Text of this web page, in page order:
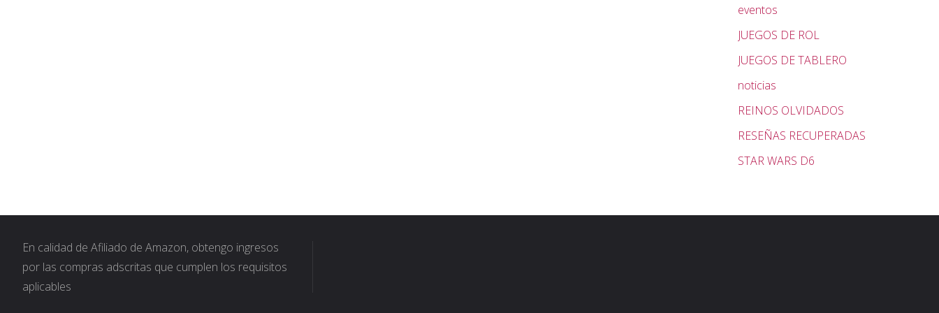
eventos
JUEGOS DE ROL
JUEGOS DE TABLERO
noticias
REINOS OLVIDADOS
RESEÑAS RECUPERADAS
STAR WARS D6
En calidad de Afiliado de Amazon, obtengo ingresos
por las compras adscritas que cumplen los requisitos
aplicables